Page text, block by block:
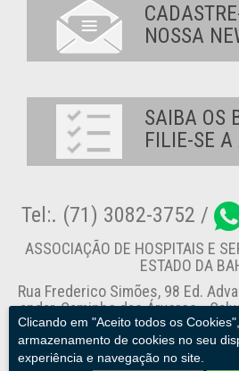
Clicando em "Aceito todos os
armazenamento de cookies no seu
experiência e navegação no site.
NOSSA
SAIBA OS
FILIE-SE A
Tel:. (71) 3082-3752 /
ASSOCIAÇÃO DE HOSPITAIS E
ESTADO DA
Rua Frederico Simões, 98 Ed.
andar, Caminho das Árvores -
774
Canal de